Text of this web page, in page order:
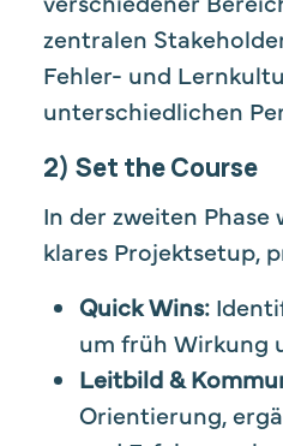
zentralen
Fehler- und
unterschiedlichen
2) Set the Course
In der zweiten
klares Projektsetup,
Quick Wins:
um früh Wirkung
Leitbild &
Orientierung,